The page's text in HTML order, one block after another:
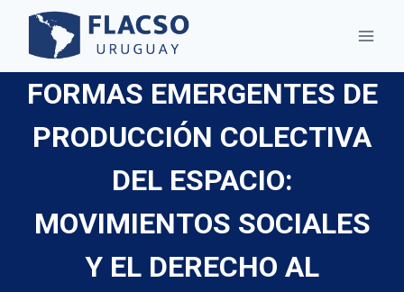
Saltar
contenido
FORMAS EMERGENTES DE
PRODUCCIÓN COLECTIVA
DEL ESPACIO:
MOVIMIENTOS SOCIALES
Y EL DERECHO AL